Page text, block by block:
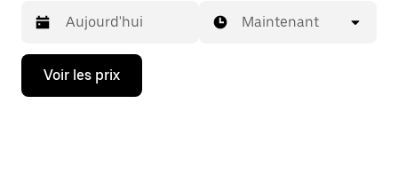
Appuyez
la
Maintenant
Voir les prix